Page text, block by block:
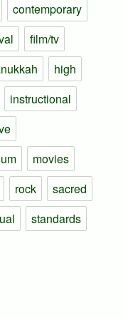
contemporary
film/tv
high
instructional
movies
rock
sacred
standards